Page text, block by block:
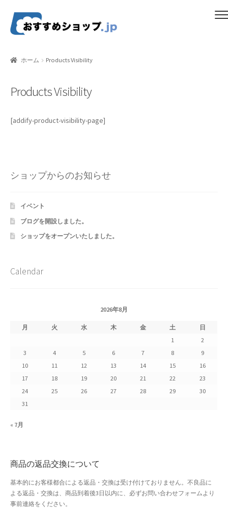
ナ
ビ
ン
キ
コ
ン
ス
プ
ギフトカタログ（ユニバース）
gold-form
CF User Registration
CF Listing Page
Products Visibility
Delivery Driver App
Cart Checkout Confirmation
Unsubscribe auctions
ホーム Products Visibility
Products Visibility
[addify-product-visibility-page]
ショップからのお知らせ
イベント
ブログを開設しました。
ショップをオープンいたしました。
Calendar
2026年8月
月 火 水 木 金 土
日
1
2
3
4 5 6 7 8
9
10
11 12 13 14 15
16
17
18 19 20 21 22
23
24
25 26 27 28 29
30
31
« 7月
商品の返品交換について
基本的にお客様都合による返品・交換は受け付けておりません。不良品に
よる返品・交換は、商品到着後3日以内に、必ずお問い合わせフォームより
事前連絡をください。